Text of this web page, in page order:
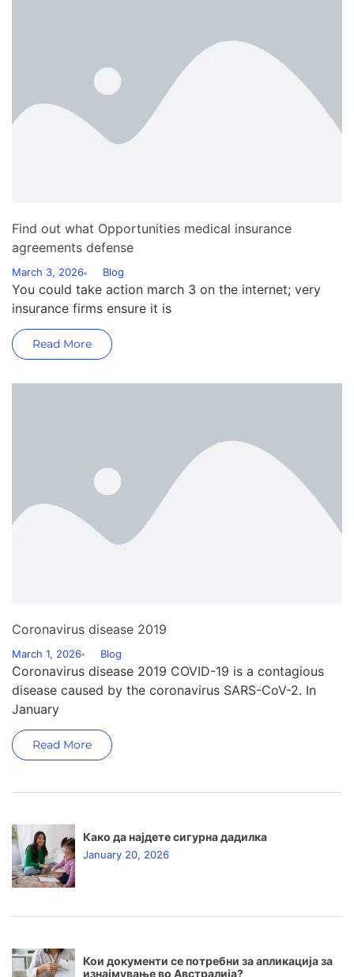
Find out what Opportunities medical insurance
agreements defense
March 3, 2026 Blog
You could take action march 3 on the internet; very
insurance firms ensure it is
Read More
Coronavirus disease 2019
March 1, 2026 Blog
Coronavirus disease 2019 COVID-19 is a contagious
disease caused by the coronavirus SARS-CoV-2. In
January
Read More
Како да најдете сигурна дадилка
January 20, 2026
Кои документи се потребни за апликација за
изнајмување во Австралија?